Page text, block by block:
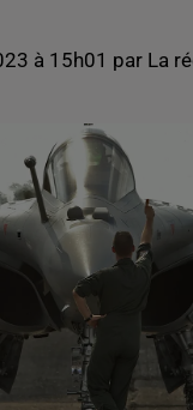
à 15h01 par La